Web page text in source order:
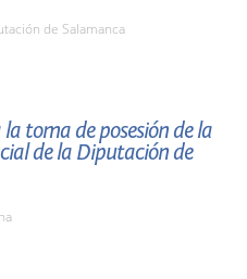
de Salamanca
toma de posesión de la
de la Diputación de